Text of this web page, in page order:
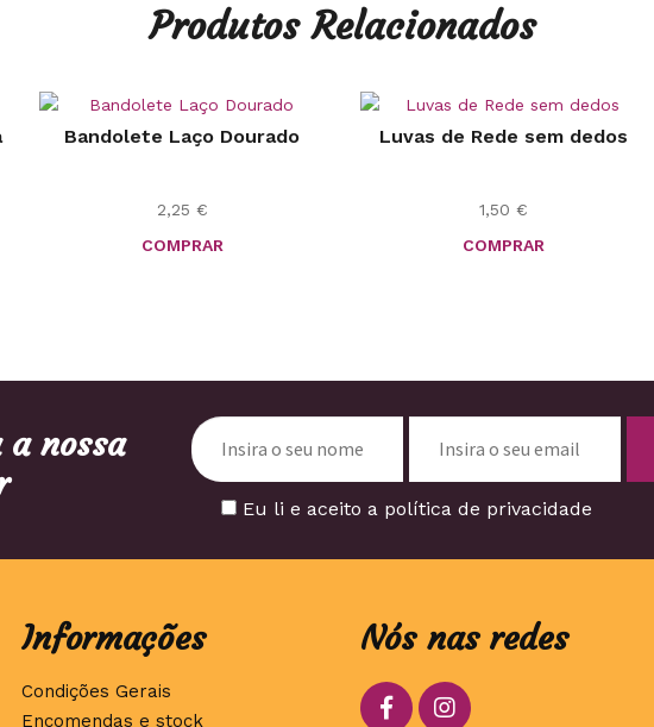
Produtos Relacionados
Bandolete Laço Dourado
2,25 €
COMPRAR
Luvas de Rede sem dedos
1,50 €
COMPRAR
a nossa
Eu li e aceito a política de privacidade
Informações
Condições Gerais
Encomendas e stock
Nós nas redes